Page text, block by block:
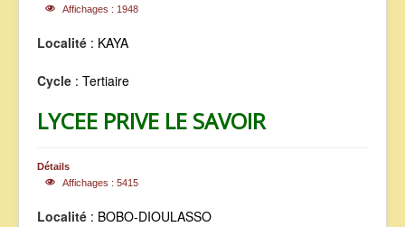
Affichages : 1948
Localité : KAYA
Cycle : Tertiaire
LYCEE PRIVE LE SAVOIR
Détails
Affichages : 5415
Localité : BOBO-DIOULASSO